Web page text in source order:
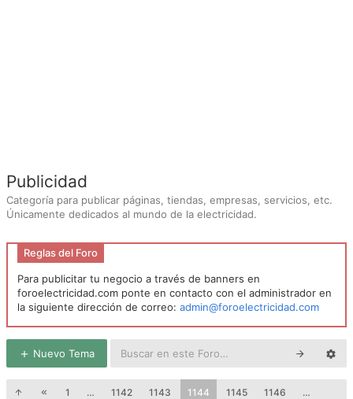
Publicidad
Categoría para publicar páginas, tiendas, empresas, servicios, etc.
Únicamente dedicados al mundo de la electricidad.
Reglas del Foro
Para publicitar tu negocio a través de banners en
foroelectricidad.com ponte en contacto con el administrador en
la siguiente dirección de correo: admin@foroelectricidad.com
Nuevo Tema
1 … 1142 1143 1144 1145 1146 …